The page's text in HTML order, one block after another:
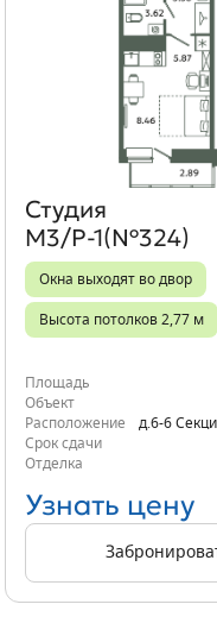
Студия
М3/Р-1(№324)
Окна выходят во двор
Высота потолков 2,77 м
Площадь
Объект
Расположение
д.6-6
Срок сдачи
Отделка
Узнать цену